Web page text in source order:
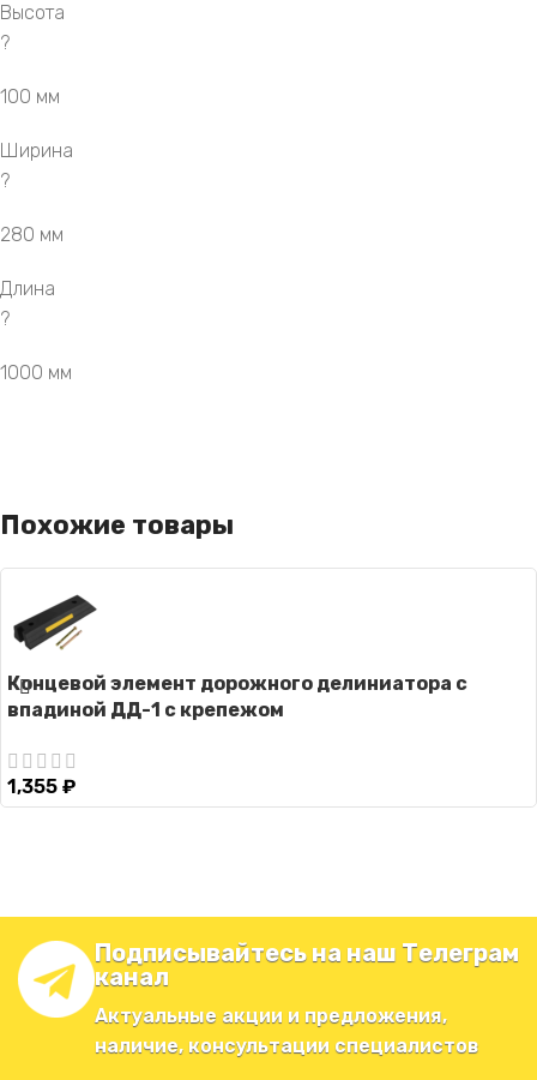
Высота
?
100 мм
Ширина
?
280 мм
Длина
?
1000 мм
Похожие товары
Концевой элемент дорожного делиниатора с
впадиной ДД-1 с крепежом
1,355 ₽
Подписывайтесь на наш Телеграм
канал
Актуальные акции и предложения,
наличие, консультации специалистов